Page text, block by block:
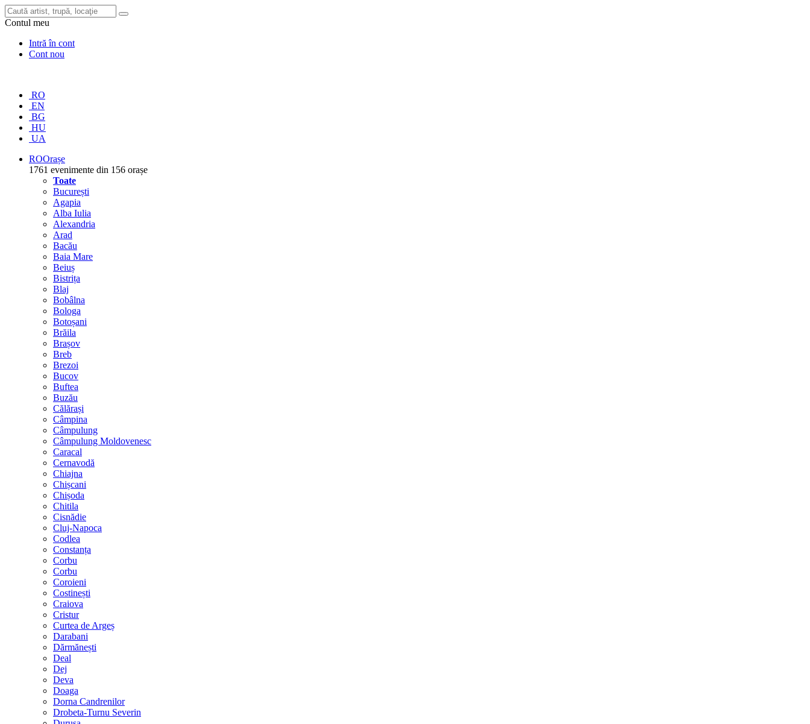
Contul meu
Intră în cont
Cont nou
RO
EN
BG
HU
UA
ROOrașe
1761 evenimente din 156 orașe
Toate
București
Agapia
Alba Iulia
Alexandria
Arad
Bacău
Baia Mare
Beiuș
Bistrița
Blaj
Bobâlna
Bologa
Botoșani
Brăila
Brașov
Breb
Brezoi
Bucov
Buftea
Buzău
Călărași
Câmpina
Câmpulung
Câmpulung Moldovenesc
Caracal
Cernavodă
Chiajna
Chișcani
Chișoda
Chitila
Cisnădie
Cluj-Napoca
Codlea
Constanța
Corbu
Corbu
Coroieni
Costinești
Craiova
Cristur
Curtea de Argeș
Darabani
Dărmănești
Deal
Dej
Deva
Doaga
Dorna Candrenilor
Drobeta-Turnu Severin